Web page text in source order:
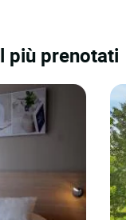
più prenotati